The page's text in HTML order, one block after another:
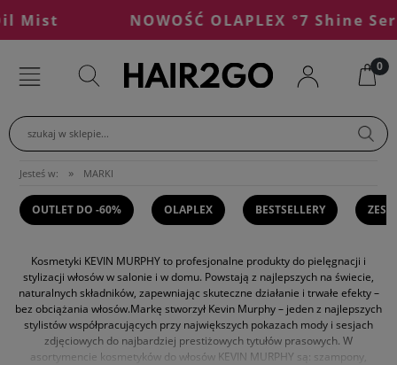
NOWOŚĆ OLAPLEX °7 Shine Serum
szukaj w sklepie...
Jesteś w: » MARKI
OUTLET DO -60% OLAPLEX BESTSELLERY
Kosmetyki KEVIN MURPHY to profesjonalne produkty do pielęgnacji i
stylizacji włosów w salonie i w domu. Powstają z najlepszych na świecie,
naturalnych składników, zapewniając skuteczne działanie i trwałe efekty –
bez obciążania włosów.Markę stworzył Kevin Murphy – jeden z najlepszych
stylistów współpracujących przy największych pokazach mody i sesjach
zdjęciowych do najbardziej prestiżowych tytułów prasowych. W
asortymencie kosmetyków do włosów KEVIN MURPHY są: szampony,